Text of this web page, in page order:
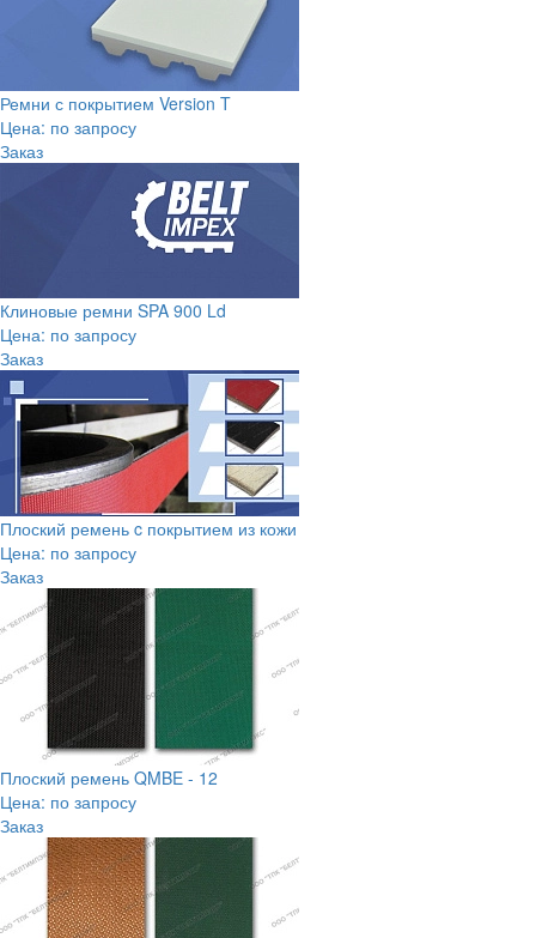
Ремни с покрытием Version T
Цена: по запросу
Заказ
Клиновые ремни SPA 900 Ld
Цена: по запросу
Заказ
Плоский ремень c покрытием из кожи
Цена: по запросу
Заказ
Плоский ремень QMBE - 12
Цена: по запросу
Заказ